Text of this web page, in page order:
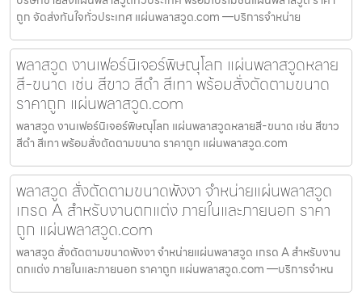
ถูก จัดส่งทันใจทั่วประเทศ แผ่นพลาสวูด.com —บริการจำหน่าย
พลาสวูด งานเฟอร์นิเจอร์พิษณุโลก แผ่นพลาสวูดหลาย
สี-ขนาด เช่น สีขาว สีดำ สีเทา พร้อมสั่งตัดตามขนาด
ราคาถูก แผ่นพลาสวูด.com
พลาสวูด งานเฟอร์นิเจอร์พิษณุโลก แผ่นพลาสวูดหลายสี-ขนาด เช่น สีขาว
สีดำ สีเทา พร้อมสั่งตัดตามขนาด ราคาถูก แผ่นพลาสวูด.com
พลาสวูด สั่งตัดตามขนาดพังงา จำหน่ายแผ่นพลาสวูด
เกรด A สำหรับงานตกแต่ง ภายในและภายนอก ราคา
ถูก แผ่นพลาสวูด.com
พลาสวูด สั่งตัดตามขนาดพังงา จำหน่ายแผ่นพลาสวูด เกรด A สำหรับงาน
ตกแต่ง ภายในและภายนอก ราคาถูก แผ่นพลาสวูด.com —บริการจำหน